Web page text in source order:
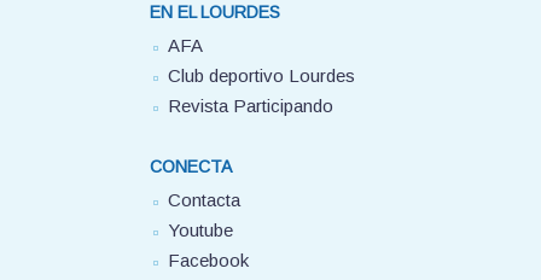
EN EL LOURDES
AFA
Club deportivo Lourdes
Revista Participando
CONECTA
Contacta
Youtube
Facebook